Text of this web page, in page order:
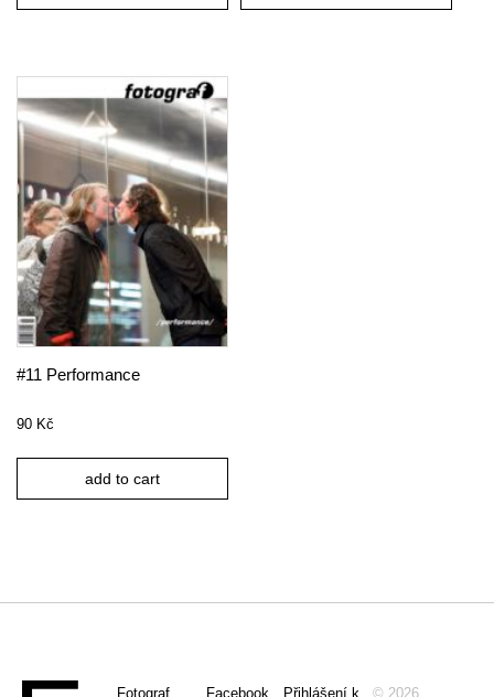
#11 Performance
90 Kč
add to cart
Fotograf Facebook Přihlášení k © 2026